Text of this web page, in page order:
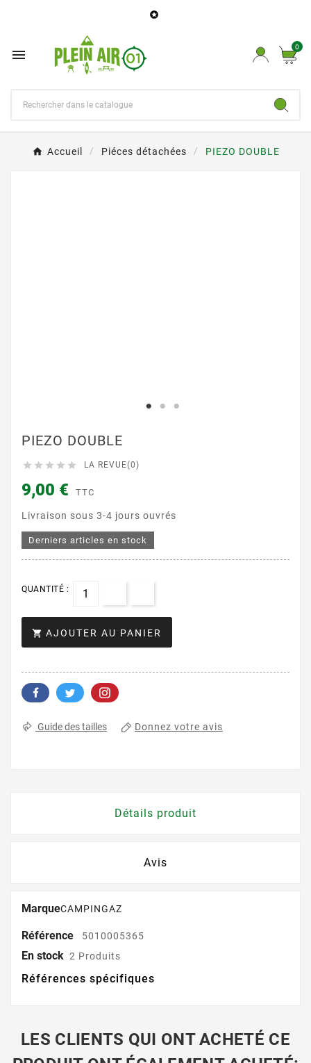

 0
Accueil Piéces détachées PIEZO DOUBLE
PIEZO DOUBLE
     LA REVUE(0)
9,00 € TTC
Livraison sous 3-4 jours ouvrés
Derniers articles en stock
QUANTITÉ :
 AJOUTER AU PANIER
Guide des tailles Donnez votre avis
Détails produit
Avis
MarqueCAMPINGAZ
Référence 5010005365
En stock 2 Produits
Références spécifiques
LES CLIENTS QUI ONT ACHETÉ CE